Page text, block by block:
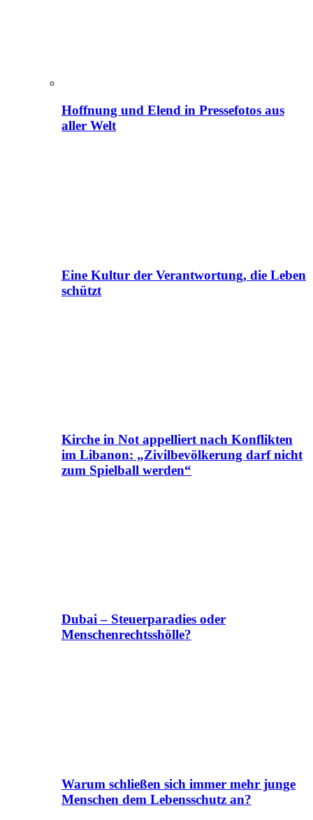
Hoffnung und Elend in Pressefotos aus
aller Welt
Eine Kultur der Verantwortung, die Leben
schützt
Kirche in Not appelliert nach Konflikten
im Libanon: „Zivilbevölkerung darf nicht
zum Spielball werden“
Dubai – Steuerparadies oder
Menschenrechtsshölle?
Warum schließen sich immer mehr junge
Menschen dem Lebensschutz an?